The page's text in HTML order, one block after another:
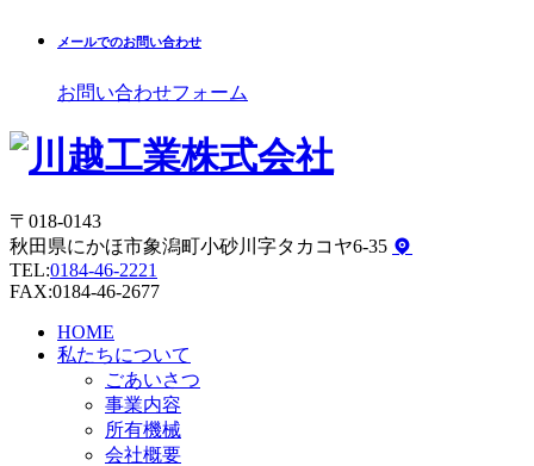
メールでのお問い合わせ
お問い合わせフォーム
〒018-0143
秋田県にかほ市象潟町小砂川字タカコヤ6-35
TEL:0184-46-2221
FAX:0184-46-2677
HOME
私たちについて
ごあいさつ
事業内容
所有機械
会社概要